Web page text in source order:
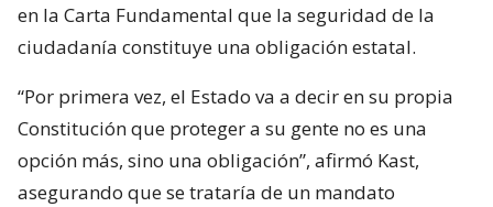
en la Carta Fundamental que la seguridad de la
ciudadanía constituye una obligación estatal.
“Por primera vez, el Estado va a decir en su propia
Constitución que proteger a su gente no es una
opción más, sino una obligación”, afirmó Kast,
asegurando que se trataría de un mandato